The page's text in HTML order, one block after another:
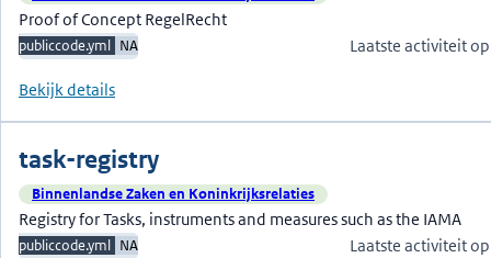
Proof of Concept RegelRecht
publiccode.yml NA Laatste activiteit
Bekijk details
task-registry
Binnenlandse Zaken en Koninkrijksrelaties
Registry for Tasks, instruments and measures such as the IAMA
publiccode.yml NA Laatste activiteit